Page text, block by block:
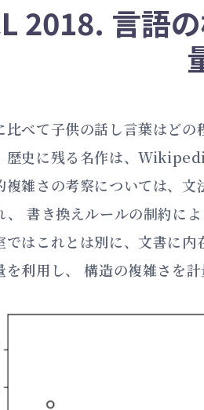
2018. 言語
比べて子供の話し言葉はど
歴史に残る名作は、
複雑さの考察については、
、 書き換えルールの制約に
ではこれとは別に、文書に
を利用し、 構造の複雑さを